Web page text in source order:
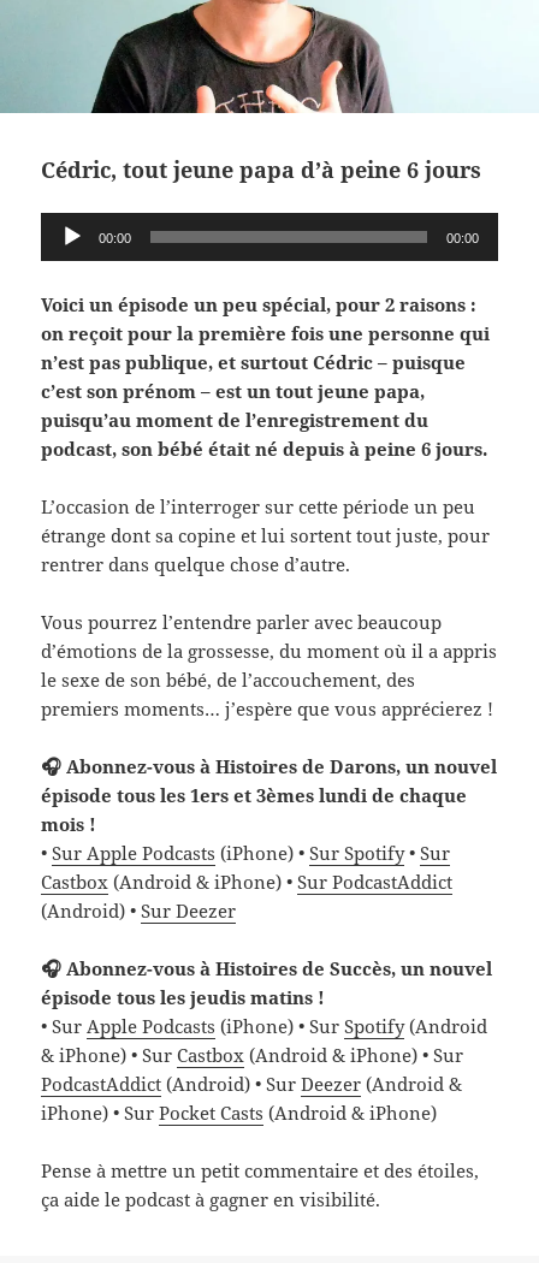
Cédric, tout jeune papa d’à peine 6 jours
Lecteur
audio
00:00 00:00
Voici un épisode un peu spécial, pour 2 raisons :
on reçoit pour la première fois une personne qui
n’est pas publique, et surtout Cédric – puisque
c’est son prénom – est un tout jeune papa,
puisqu’au moment de l’enregistrement du
podcast, son bébé était né depuis à peine 6 jours.
L’occasion de l’interroger sur cette période un peu
étrange dont sa copine et lui sortent tout juste, pour
rentrer dans quelque chose d’autre.
Vous pourrez l’entendre parler avec beaucoup
d’émotions de la grossesse, du moment où il a appris
le sexe de son bébé, de l’accouchement, des
premiers moments… j’espère que vous apprécierez !
🎧 Abonnez-vous à Histoires de Darons, un nouvel
épisode tous les 1ers et 3èmes lundi de chaque
mois !
•Sur Apple Podcasts (iPhone) •Sur Spotify•Sur
Castbox (Android & iPhone) •Sur PodcastAddict
(Android) •Sur Deezer
🎧 Abonnez-vous à Histoires de Succès, un nouvel
épisode tous les jeudis matins !
• SurApple Podcasts (iPhone) • SurSpotify(Android
& iPhone) • SurCastbox (Android & iPhone) • Sur
PodcastAddict (Android) • SurDeezer (Android &
iPhone) • SurPocket Casts (Android & iPhone)
Pense à mettre un petit commentaire et des étoiles,
ça aide le podcast à gagner en visibilité.